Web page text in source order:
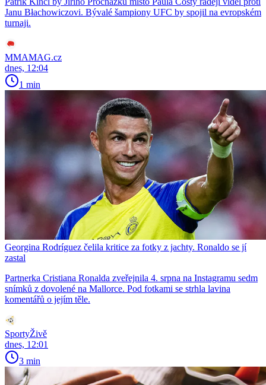
Janu Błachowiczovi. Bývalé šampiony UFC by spojil na evropském
turnaji.
MMAMAG.cz
dnes, 12:04
1 min
Georgina Rodríguez čelila kritice za fotky z jachty. Ronaldo se jí
zastal
Partnerka Cristiana Ronalda zveřejnila 4. srpna na Instagramu sedm
snímků z dovolené na Mallorce. Pod fotkami se strhla lavina
komentářů o jejím těle.
SportyŽivě
dnes, 12:01
3 min